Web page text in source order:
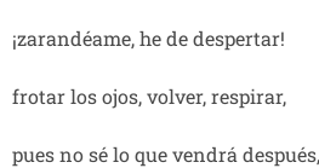
¡zarandéame, he de despertar!
frotar los ojos, volver, respirar,
pues no sé lo que vendrá después,